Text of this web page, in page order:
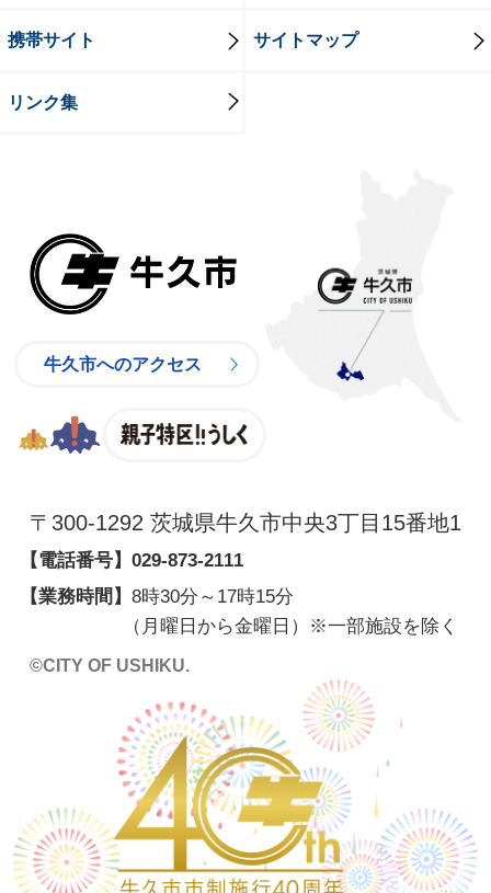
携帯サイト サイトマップ
リンク集
牛久市へのアクセス
〒300-1292 茨城県牛久市中央3丁目15番地1
【電話番号】 029-873-2111
【業務時間】 8時30分～17時15分
（月曜日から金曜日）※一部施設を除く
©CITY OF USHIKU.